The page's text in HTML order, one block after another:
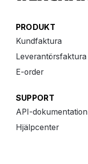
PRODUKT
Kundfaktura
Leverantörsfaktura
E-order
SUPPORT
API-dokumentation
Hjälpcenter